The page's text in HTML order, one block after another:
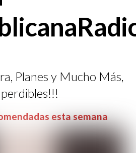
Planes y Mucho Más,
esta semana